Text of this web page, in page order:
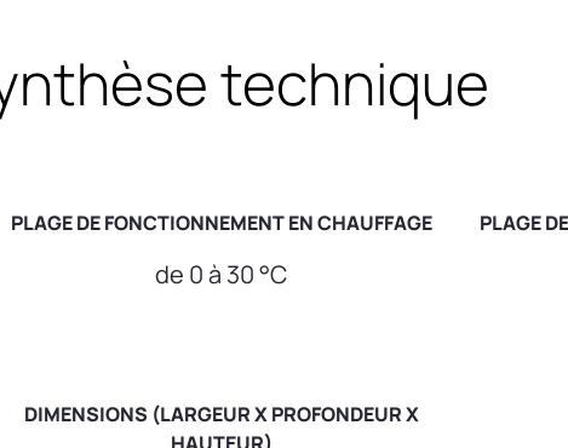
technique
PLAGE DE FONCTIONNEMENT EN CHAUFFAGE
de 0 à 30 °C
PLAGE
DIMENSIONS (LARGEUR X PROFONDEUR X